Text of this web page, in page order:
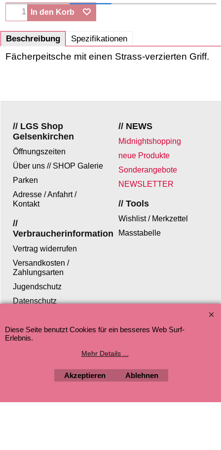
In den Korb
Beschreibung Spezifikationen
Fächerpeitsche mit einen Strass-verzierten Griff.
// NEWS
Midnightshopping
neue Produkte
Sonderangebote
NEWSLETTER
// LGS Shop
Gelsenkirchen
Öffnungszeiten
Über uns // SHOP Galerie
Parken
Adresse / Anfahrt /
Kontakt
// Tools
Wishlist / Merkzettel
Masstabelle
//
Verbraucherinformation
Vertrag widerrufen
Versandkosten /
Zahlungsarten
Jugendschutz
Datenschutz
WebShop erstellt mit ShopFactory Shop Software.
Diese Seite benutzt Cookies für ein besseres Web Surf-
Erlebnis.
Mehr Details ...
Akzeptieren Ablehnen